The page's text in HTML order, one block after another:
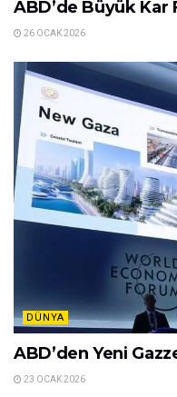
ABD’de Büyük Kar
26 OCAK 2026
DÜNYA
ABD’den Yeni
23 OCAK 2026